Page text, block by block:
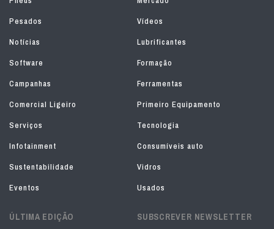
Pesados
Vídeos
Notícias
Lubrificantes
Software
Formação
Campanhas
Ferramentas
Comercial Ligeiro
Primeiro Equipamento
Serviços
Tecnologia
Infotainment
Consumíveis auto
Sustentabilidade
Vidros
Eventos
Usados
ÚLTIMA EDIÇÃO SUBSCREVER NEWSLETTER